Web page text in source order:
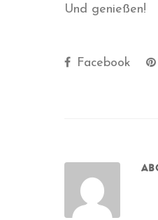
Und genießen!
Facebook